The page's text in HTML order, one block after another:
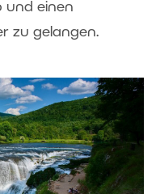
und einen
zu gelangen.